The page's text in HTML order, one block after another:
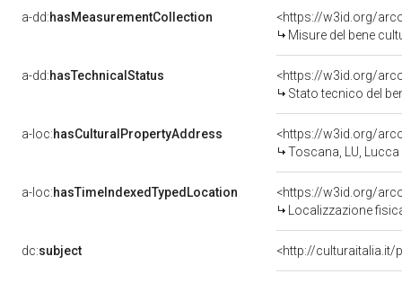
a-dd:hasMeasurementCollection
<https://w3id.org/
Misure del bene
a-dd:hasTechnicalStatus
<https://w3id.org/
Stato tecnico del
a-loc:hasCulturalPropertyAddress
<https://w3id.org/
Toscana, LU, Lucca
a-loc:hasTimeIndexedTypedLocation
<https://w3id.org/
Localizzazione
dc:subject <http://culturaitalia.it/